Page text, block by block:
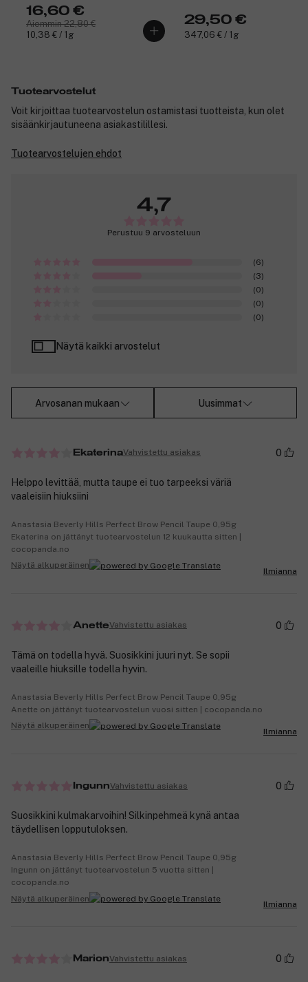
16,60 €
Aiemmin 22,80 €
10,38 € / 1g
29,50 €
347,06 € / 1g
Tuotearvostelut
Voit kirjoittaa tuotearvostelun ostamistasi tuotteista, kun olet
sisäänkirjautuneena asiakastilillesi.
Tuotearvostelujen ehdot
4,7
Perustuu 9 arvosteluun
(6)
(3)
(0)
(0)
(0)
Näytä kaikki arvostelut
Arvosanan mukaan Uusimmat
EkaterinaVahvistettu asiakas 0
Helppo levittää, mutta taupe ei tuo tarpeeksi väriä
vaaleisiin hiuksiini
Anastasia Beverly Hills Perfect Brow Pencil Taupe 0,95g
Ekaterina on jättänyt tuotearvostelun 12 kuukautta sitten |
cocopanda.no
Näytä alkuperäinen
Ilmianna
AnetteVahvistettu asiakas 0
Tämä on todella hyvä. Suosikkini juuri nyt. Se sopii
vaaleille hiuksille todella hyvin.
Anastasia Beverly Hills Perfect Brow Pencil Taupe 0,95g
Anette on jättänyt tuotearvostelun vuosi sitten | cocopanda.no
Näytä alkuperäinen
Ilmianna
IngunnVahvistettu asiakas 0
Suosikkini kulmakarvoihin! Silkinpehmeä kynä antaa
täydellisen lopputuloksen.
Anastasia Beverly Hills Perfect Brow Pencil Taupe 0,95g
Ingunn on jättänyt tuotearvostelun 5 vuotta sitten |
cocopanda.no
Näytä alkuperäinen
Ilmianna
MarionVahvistettu asiakas 0